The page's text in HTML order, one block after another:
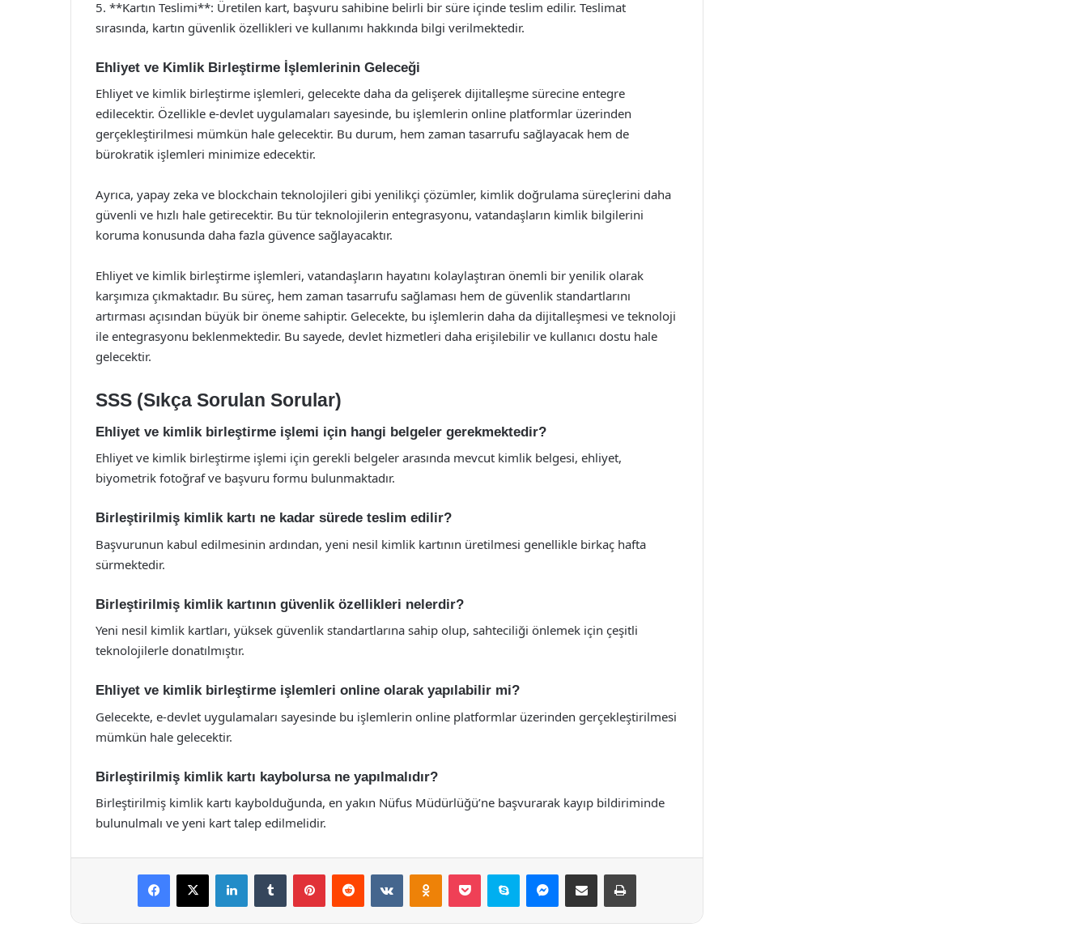
5. **Kartın Teslimi**: Üretilen kart, başvuru sahibine belirli bir süre içinde teslim edilir. Teslimat
sırasında, kartın güvenlik özellikleri ve kullanımı hakkında bilgi verilmektedir.
Ehliyet ve Kimlik Birleştirme İşlemlerinin Geleceği
Ehliyet ve kimlik birleştirme işlemleri, gelecekte daha da gelişerek dijitalleşme sürecine entegre
edilecektir. Özellikle e-devlet uygulamaları sayesinde, bu işlemlerin online platformlar üzerinden
gerçekleştirilmesi mümkün hale gelecektir. Bu durum, hem zaman tasarrufu sağlayacak hem de
bürokratik işlemleri minimize edecektir.
Ayrıca, yapay zeka ve blockchain teknolojileri gibi yenilikçi çözümler, kimlik doğrulama süreçlerini daha
güvenli ve hızlı hale getirecektir. Bu tür teknolojilerin entegrasyonu, vatandaşların kimlik bilgilerini
koruma konusunda daha fazla güvence sağlayacaktır.
Ehliyet ve kimlik birleştirme işlemleri, vatandaşların hayatını kolaylaştıran önemli bir yenilik olarak
karşımıza çıkmaktadır. Bu süreç, hem zaman tasarrufu sağlaması hem de güvenlik standartlarını
artırması açısından büyük bir öneme sahiptir. Gelecekte, bu işlemlerin daha da dijitalleşmesi ve teknoloji
ile entegrasyonu beklenmektedir. Bu sayede, devlet hizmetleri daha erişilebilir ve kullanıcı dostu hale
gelecektir.
SSS (Sıkça Sorulan Sorular)
Ehliyet ve kimlik birleştirme işlemi için hangi belgeler gerekmektedir?
Ehliyet ve kimlik birleştirme işlemi için gerekli belgeler arasında mevcut kimlik belgesi, ehliyet,
biyometrik fotoğraf ve başvuru formu bulunmaktadır.
Birleştirilmiş kimlik kartı ne kadar sürede teslim edilir?
Başvurunun kabul edilmesinin ardından, yeni nesil kimlik kartının üretilmesi genellikle birkaç hafta
sürmektedir.
Birleştirilmiş kimlik kartının güvenlik özellikleri nelerdir?
Yeni nesil kimlik kartları, yüksek güvenlik standartlarına sahip olup, sahteciliği önlemek için çeşitli
teknolojilerle donatılmıştır.
Ehliyet ve kimlik birleştirme işlemleri online olarak yapılabilir mi?
Gelecekte, e-devlet uygulamaları sayesinde bu işlemlerin online platformlar üzerinden gerçekleştirilmesi
mümkün hale gelecektir.
Birleştirilmiş kimlik kartı kaybolursa ne yapılmalıdır?
Birleştirilmiş kimlik kartı kaybolduğunda, en yakın Nüfus Müdürlüğü’ne başvurarak kayıp bildiriminde
bulunulmalı ve yeni kart talep edilmelidir.
Facebook
X LinkedInTumblr PinterestReddit VKontakteOdnoklassniki
Pocket Skype Messenger
E-Posta ile paylaş Yazdır